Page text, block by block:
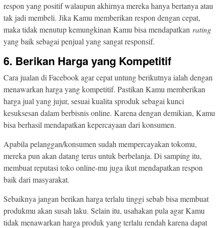
respon yang positif walaupun akhirnya mereka hanya bertanya atau
tak jadi membeli. Jika Kamu memberikan respon dengan cepat,
maka tidak menutup kemungkinan Kamu bisa mendapatkan rating
yang baik sebagai penjual yang sangat responsif.
6. Berikan Harga yang Kompetitif
Cara jualan di Facebook agar cepat untung berikutnya ialah dengan
menawarkan harga yang kompetitif. Pastikan Kamu memberikan
harga jual yang jujur, sesuai kualita sproduk sebagai kunci
kesuksesan dalam berbisnis online. Karena dengan demikian, Kamu
bisa berhasil mendapatkan kepercayaan dari konsumen.
Apabila pelanggan/konsumen sudah mempercayakan tokomu,
mereka pun akan datang terus untuk berbelanja. Di samping itu,
membuat reputasi toko online-mu juga ikut mendapatkan respon
baik dari masyarakat.
Sebaiknya jangan berikan harga terlalu tinggi sebab bisa membuat
produkmu akan susah laku. Selain itu, usahakan pula agar Kamu
tidak menawarkan harga produk yang terlalu rendah karena dapat